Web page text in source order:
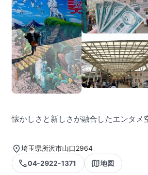
懐かしさと新しさが融合したエンタメ
埼玉県所沢市山口2964
04-2922-1371
地図